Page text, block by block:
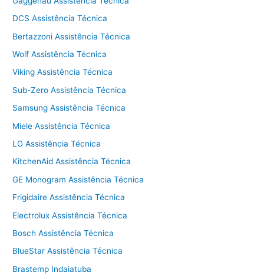
DCS Assistência Técnica
Bertazzoni Assistência Técnica
Wolf Assistência Técnica
Viking Assistência Técnica
Sub-Zero Assistência Técnica
Samsung Assistência Técnica
Miele Assistência Técnica
LG Assistência Técnica
KitchenAid Assistência Técnica
GE Monogram Assistência Técnica
Frigidaire Assistência Técnica
Electrolux Assistência Técnica
Bosch Assistência Técnica
BlueStar Assistência Técnica
Brastemp Indaiatuba